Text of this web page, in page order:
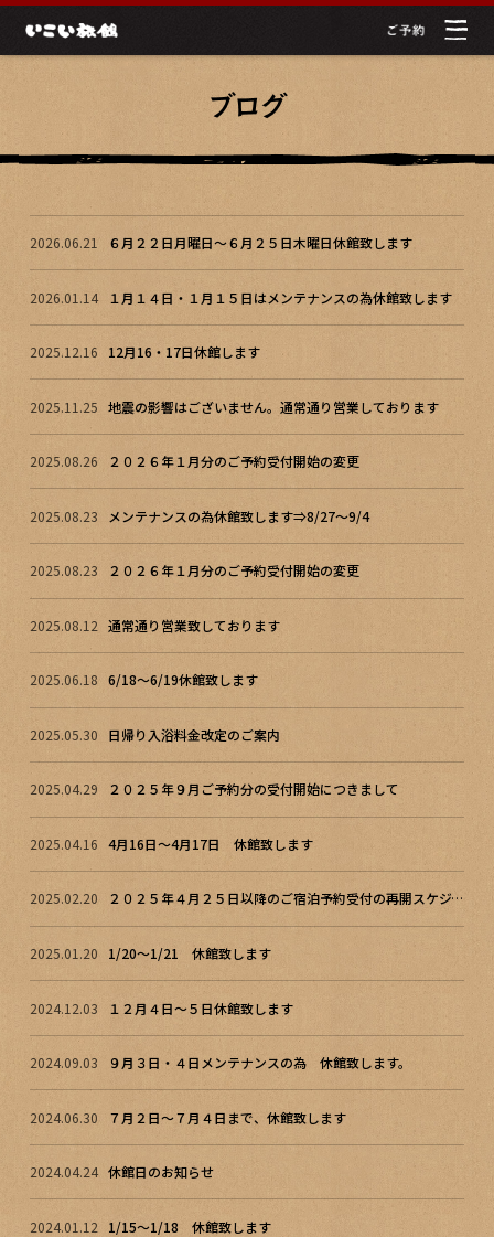
2026.06.21 ６月２２日月曜日～６月２５日木曜日休館致します
2026.01.14 １月１４日・１月１５日はメンテナンスの為休館致します
2025.12.16 12月16・17日休館します
2025.11.25 地震の影響はございません。通常通り営業しております
2025.08.26 ２０２６年１月分のご予約受付開始の変更
2025.08.23 メンテナンスの為休館致します⇒8/27～9/4
2025.08.23 ２０２６年１月分のご予約受付開始の変更
2025.08.12 通常通り営業致しております
2025.06.18 6/18～6/19休館致します
2025.05.30 日帰り入浴料金改定のご案内
2025.04.29 ２０２５年９月ご予約分の受付開始につきまして
2025.04.16 4月16日～4月17日 休館致します
2025.02.20 ２０２５年４月２５日以降のご宿泊予約受付の再開スケジュール
2025.01.20 1/20～1/21 休館致します
2024.12.03 １２月４日～５日休館致します
2024.09.03 ９月３日・４日メンテナンスの為 休館致します。
2024.06.30 ７月２日～７月４日まで、休館致します
2024.04.24 休館日のお知らせ
2024.01.12 1/15～1/18 休館致します